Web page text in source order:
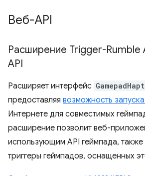
Веб-API
Расширение Trigger-Rumble
API
Расширяет интерфейс
предоставляя возможность запуска
Интернете для совместимых
расширение позволит веб-
использующим API геймпада, также
триггеры геймпадов, оснащенных